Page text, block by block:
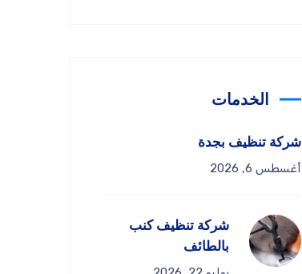
الخدمات
شركة تنظيف بجدة
أغسطس 6, 2026
شركة تنظيف كنب
بالطائف